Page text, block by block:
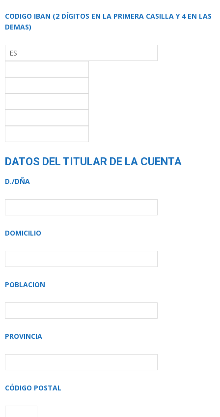
CODIGO IBAN (2 DÍGITOS EN LA PRIMERA CASILLA Y 4 EN LAS
DEMAS)
DATOS DEL TITULAR DE LA CUENTA
D./DÑA
DOMICILIO
POBLACION
PROVINCIA
CÓDIGO POSTAL